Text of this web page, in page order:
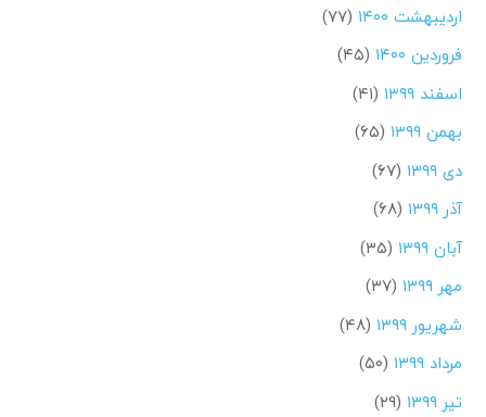
اردیبهشت ۱۴۰۰
(۷۷)
فروردین ۱۴۰۰
(۴۵)
اسفند ۱۳۹۹
(۴۱)
بهمن ۱۳۹۹
(۶۵)
دی ۱۳۹۹
(۶۷)
آذر ۱۳۹۹
(۶۸)
آبان ۱۳۹۹
(۳۵)
مهر ۱۳۹۹
(۳۷)
شهریور ۱۳۹۹
(۴۸)
مرداد ۱۳۹۹
(۵۰)
تیر ۱۳۹۹
(۲۹)